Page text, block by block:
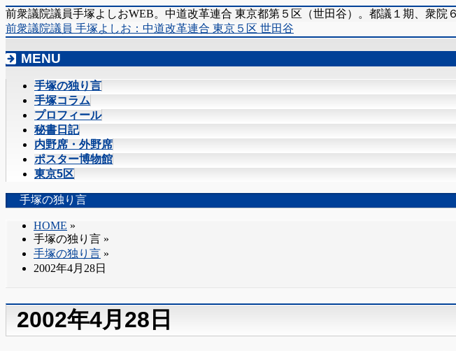
前衆議院議員手塚よしおWEB。中道改革連合 東京都第５区（世田谷）。都議１期、衆院
前衆議院議員 手塚よしお：中道改革連合 東京５区 世田谷
MENU
手塚の独り言
手塚コラム
プロフィール
秘書日記
内野席・外野席
ポスター博物館
東京5区
手塚の独り言
HOME »
手塚の独り言 »
手塚の独り言 »
2002年4月28日
2002年4月28日